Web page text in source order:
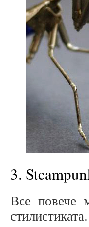
3.
Все повече
стилистиката.